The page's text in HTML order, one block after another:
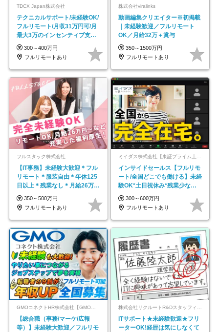
TDCX Japan株式会社
テクニカルサポート/未経験OK/
フルリモート/月収31万円可/月
最大3万のインセンティブ支給/
平均年齢33歳
300～400万円
フルリモートあり
株式会社viralinks
動画編集クリエイター※初掲載
｜未経験歓迎／フルリモート
OK／月給32万＋賞与
350～1500万円
フルリモートあり
フルスタック株式会社
【IT事務】未経験大歓迎＊フル
リモート＊服装自由＊年休125
日以上＊残業なし＊月給26万円
以上
350～500万円
フルリモートあり
ミイダス株式会社【東証プライム上場パーソルグループ】
インサイドセールス【フルリモ
ート/全国どこでも働ける】未経
験OK*土日祝休み*残業少なめ*
在宅勤務手当あり
300～600万円
フルリモートあり
GMOコネクトHR株式会社【GMOインターネットグループ】
【総合職（事務/マーケ/広報
等）】未経験大歓迎／フルリモ
ITサポート★未経験歓迎★フリ
ーターOK!経歴は気にしなくて